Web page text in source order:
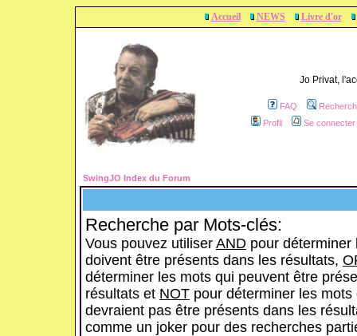
Accueil NEWS Livre d'or
Jo Privat,
FAQ
Profil
Se
SwingJO Index du Forum
Recherche par Mots-clés:
Vous pouvez utiliser AND pour déterminer
doivent être présents dans les résultats,
déterminer les mots qui peuvent être
résultats et NOT pour déterminer les mots
devraient pas être présents dans les
comme un joker pour des recherches